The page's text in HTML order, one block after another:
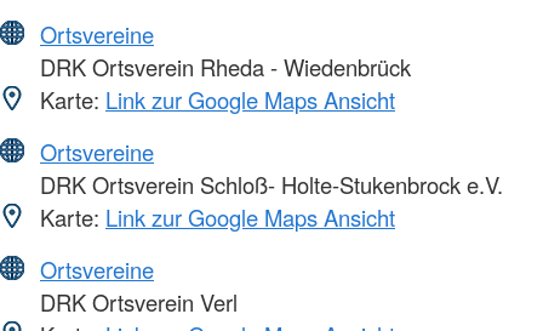
Ortsvereine
DRK Ortsverein Rheda - Wiedenbrück
Karte: Link zur Google Maps Ansicht
Ortsvereine
DRK Ortsverein Schloß- Holte-Stukenbrock e.V.
Karte: Link zur Google Maps Ansicht
Ortsvereine
DRK Ortsverein Verl